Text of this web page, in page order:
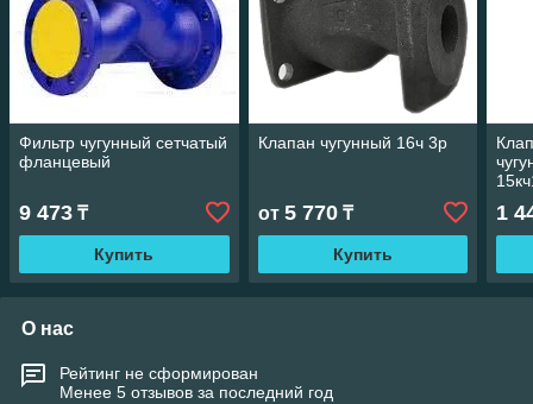
Фильтр чугунный сетчатый
фланцевый
9 473 ₸
Купить
Клапан чугунный 16ч 3р
от 5 770₸
Купить
1
О нас
Рейтинг не сформирован
Менее 5 отзывов за последний год